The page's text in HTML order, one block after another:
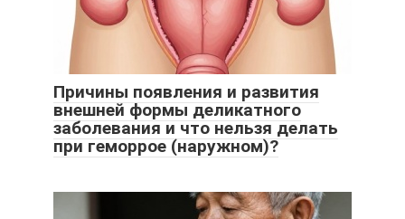
Причины появления и развития
внешней формы деликатного
заболевания и что нельзя делать
при геморрое (наружном)?